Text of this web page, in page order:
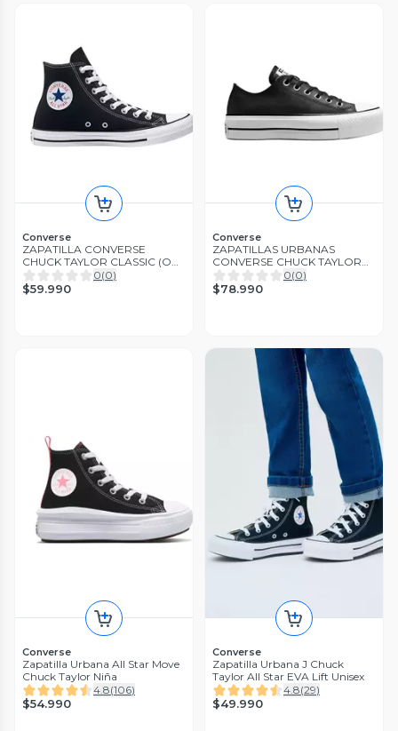
Converse
ZAPATILLA CONVERSE
CHUCK TAYLOR CLASSIC (OG)
| M9160C-001 0(0)
$59.990
Converse
ZAPATILLAS URBANAS
CONVERSE CHUCK TAYLOR
ALL STAR LIFT CUERO MUJER
| 561681C-001
0(0)
$78.990
Converse
Zapatilla Urbana All Star Move
Chuck Taylor Niña
4.8(106)
$54.990
Converse
Zapatilla Urbana J Chuck
Taylor All Star EVA Lift Unisex
4.8(29)
$49.990